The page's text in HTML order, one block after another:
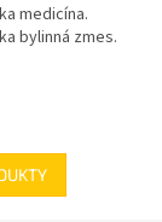
medicína.
bylinná zmes.